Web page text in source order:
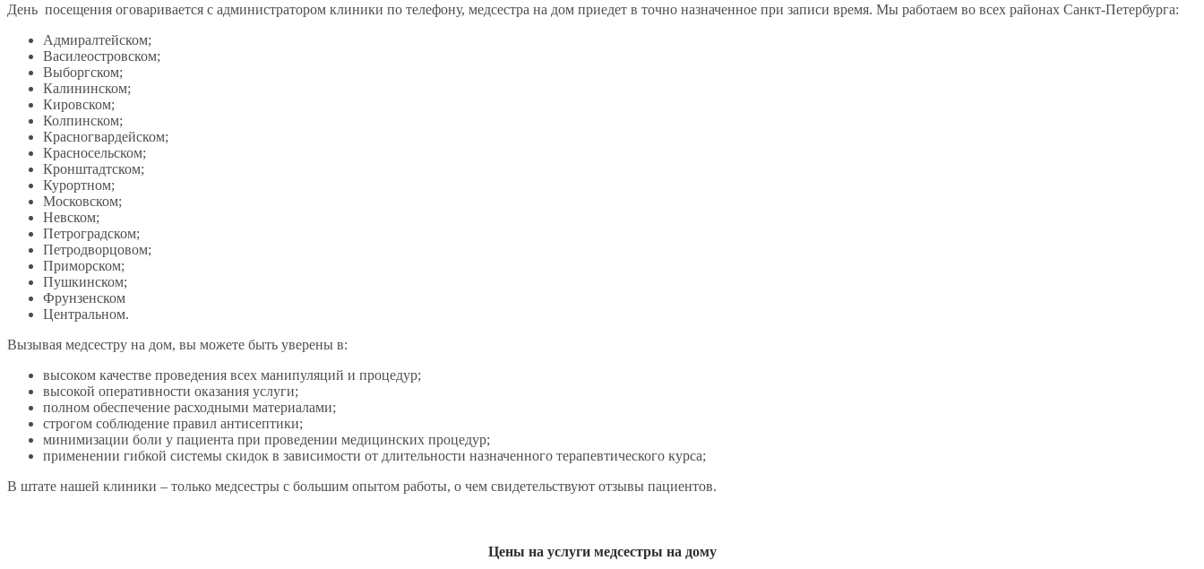
День посещения оговаривается с администратором клиники по телефону, медсестра на дом приедет в точно назначенное при записи время. Мы работаем во всех районах Санкт-Петербурга:
Адмиралтейском;
Василеостровском;
Выборгском;
Калининском;
Кировском;
Колпинском;
Красногвардейском;
Красносельском;
Кронштадтском;
Курортном;
Московском;
Невском;
Петроградском;
Петродворцовом;
Приморском;
Пушкинском;
Фрунзенском
Центральном.
Вызывая медсестру на дом, вы можете быть уверены в:
высоком качестве проведения всех манипуляций и процедур;
высокой оперативности оказания услуги;
полном обеспечение расходными материалами;
строгом соблюдение правил антисептики;
минимизации боли у пациента при проведении медицинских процедур;
применении гибкой системы скидок в зависимости от длительности назначенного терапевтического курса;
В штате нашей клиники – только медсестры с большим опытом работы, о чем свидетельствуют отзывы пациентов.
Цены на услуги медсестры на дому